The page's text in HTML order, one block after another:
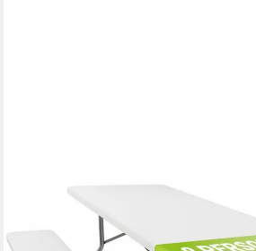
Bierzeltgarnitur Bayreuth, (3-tlg),
oder beim Camping